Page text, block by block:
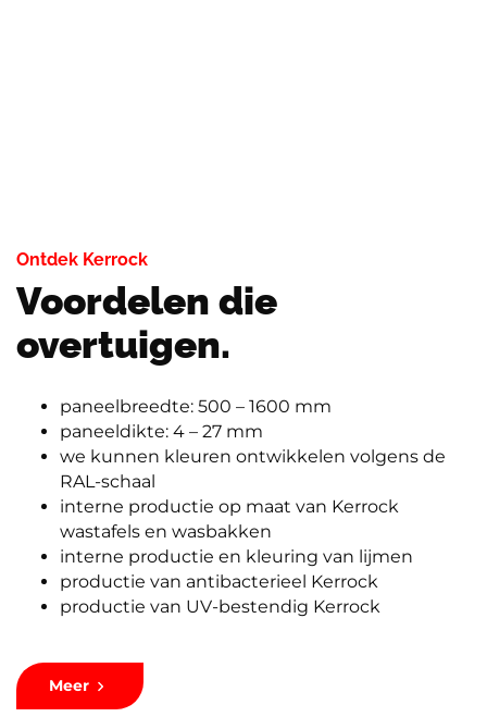
Ontdek Kerrock
Voordelen die
overtuigen.
paneelbreedte: 500 – 1600 mm
paneeldikte: 4 – 27 mm
we kunnen kleuren ontwikkelen volgens de
RAL-schaal
interne productie op maat van Kerrock
wastafels en wasbakken
interne productie en kleuring van lijmen
productie van antibacterieel Kerrock
productie van UV-bestendig Kerrock
Meer